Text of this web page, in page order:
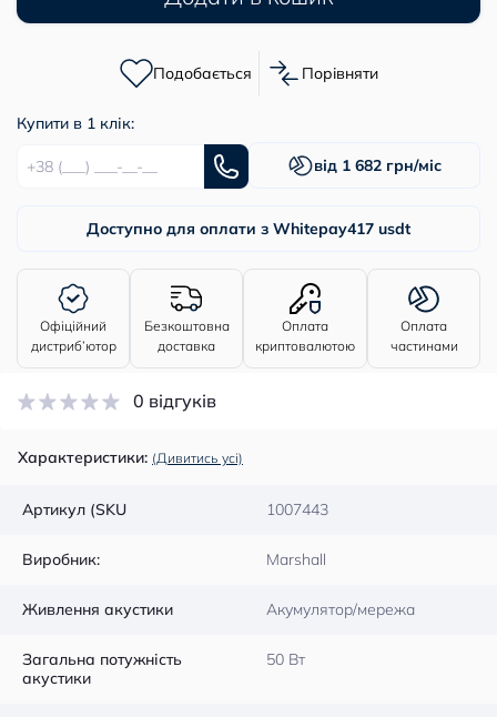
Подобається Порівняти
Купити в 1 клік:
від 1 682 грн/міс
Доступно для оплати з Whitepay417 usdt
Офіційний
дистриб’ютор
Безкоштовна
доставка
Оплата
криптовалютою
Оплата
частинами
0 відгуків
Характеристики: (Дивитись усі)
Артикул (SKU 1007443
Виробник: Marshall
Живлення акустики Акумулятор/мережа
Загальна потужність
акустики
50 Вт